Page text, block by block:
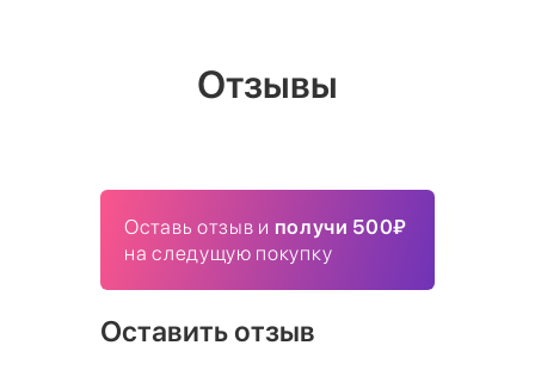
Отзывы
Оставь отзыв и получи 500₽
на следущую покупку
Оставить отзыв